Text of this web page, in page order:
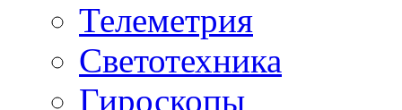
Телеметрия
Светотехника
Гироскопы